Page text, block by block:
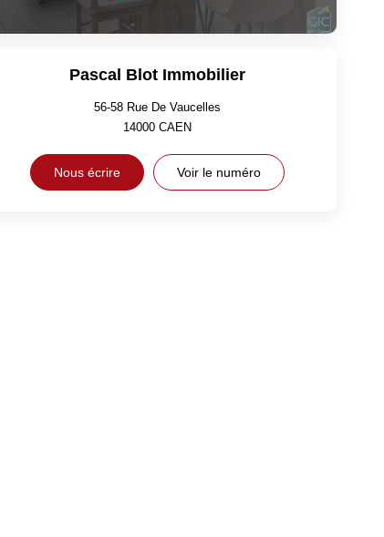
Pascal Blot Immobilier
56-58 Rue De Vaucelles
14000 CAEN
Nous écrire Voir le numéro